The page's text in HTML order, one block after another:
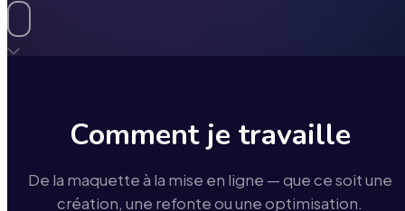
Comment je travaille
De la maquette à la mise en ligne — que ce soit une
création, une refonte ou une optimisation.